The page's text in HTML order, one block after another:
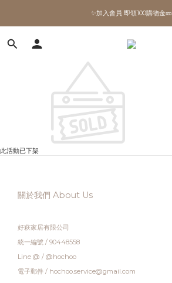
✨加入會員 即領100購物金🎫
✨加入會員 即領100購物金🎫
全館滿額現折🔥
加拿大Umbra．買千送百🎫
✨加入會員 即領100購物金🎫
此活動已下架
關於我們 About Us
好萩家居有限公司
統一編號 / 90448558
Line @ / @hochoo
電子郵件 / hochoo.service@gmail.com